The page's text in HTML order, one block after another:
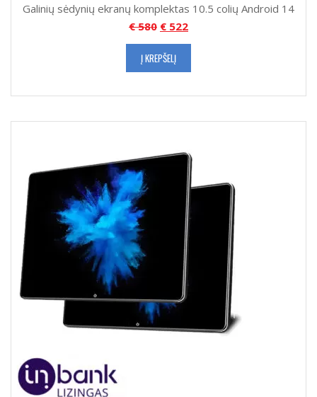
Galinių sėdynių ekranų komplektas 10.5 colių Android 14
€580 € 522
Į KREPŠELĮ